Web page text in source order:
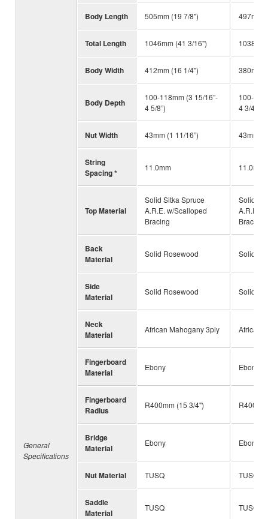
General
Specifications
Body Length 505mm (19 7/8") 497mm
Total Length 1046mm (41 3/16")
Body Width 412mm (16 1/4") 380mm
Body Depth
100-118mm (3 15/16”-
4 5/8”)
100-
4 3/4")
Nut Width 43mm (1 11/16”) 43mm
String
Spacing *
11.0mm 11.0mm
Top Material
Solid Sitka Spruce
A.R.E. w/Scalloped
Bracing
Solid
A.R.E.
Bracing
Back
Material
Solid Rosewood Solid
Side
Material
Solid Rosewood Solid
Neck
Material
African Mahogany 3ply African
Fingerboard
Material
Ebony Ebony
Fingerboard
Radius
R400mm (15 3/4")
Bridge
Material
Ebony Ebony
Nut Material TUSQ TUSQ
Saddle
Material
TUSQ TUSQ